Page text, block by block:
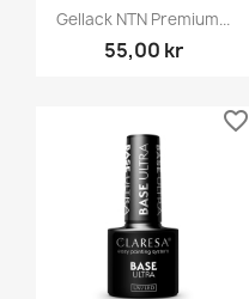
Gellack NTN Premium...
55,00 kr
favorite_border